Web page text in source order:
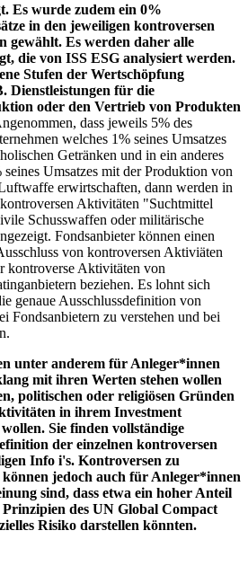
Es wurde zudem ein 0%
in den jeweiligen kontroversen
gewählt. Es werden daher alle
die von ISS ESG analysiert werden.
Stufen der Wertschöpfung
Dienstleistungen für die
oder den Vertrieb von Produkten
dass jeweils 5% des
welches 1% seines Umsatzes
Getränken und in ein anderes
Umsatzes mit der Produktion von
erwirtschaften, dann werden in
Aktivitäten "Suchtmittel
Schusswaffen oder militärische
Fondsanbieter können einen
von kontroversen Aktiviäten
kontroverse Aktivitäten von
beziehen. Es lohnt sich
genaue Ausschlussdefinition von
Fondsanbietern zu verstehen und bei
unter anderem für Anleger*innen
mit ihren Werten stehen wollen
politischen oder religiösen Gründen
in ihrem Investment
Sie finden vollständige
der einzelnen kontroversen
Info i's. Kontroversen zu
jedoch auch für Anleger*innen
sind, dass etwa ein hoher Anteil
des UN Global Compact
Risiko darstellen könnten.